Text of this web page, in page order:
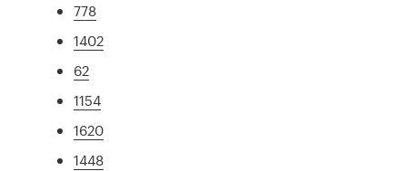
778
1402
62
1154
1620
1448